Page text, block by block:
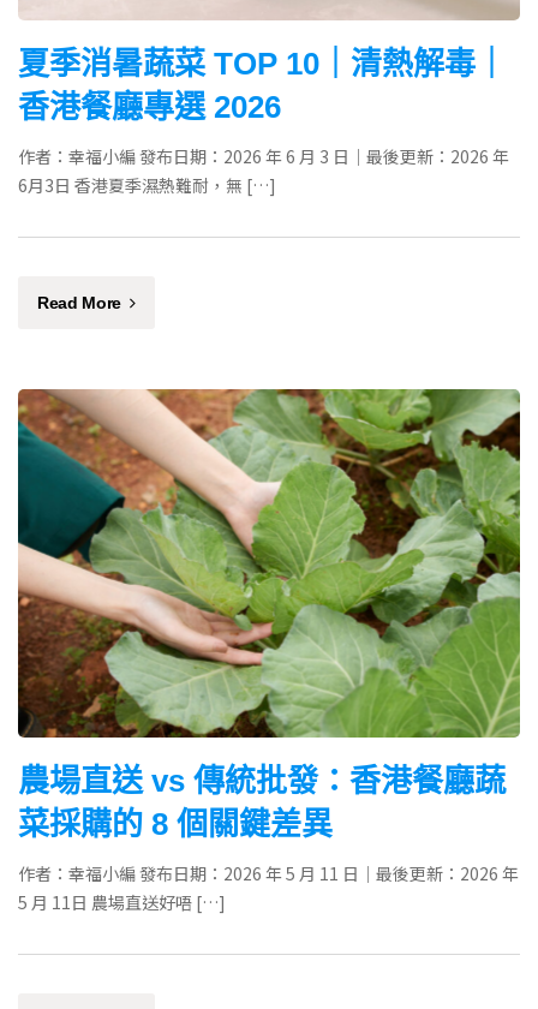
夏季消暑蔬菜 TOP 10｜清熱解毒｜
香港餐廳專選 2026
作者：幸福小編 發布日期：2026 年 6 月 3 日｜最後更新：2026 年
6月3日 香港夏季濕熱難耐，無 […]
Read More
農場直送 vs 傳統批發：香港餐廳蔬
菜採購的 8 個關鍵差異
作者：幸福小編 發布日期：2026 年 5 月 11 日｜最後更新：2026 年
5 月 11日 農場直送好唔 […]